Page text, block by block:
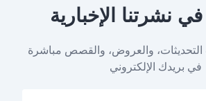
نشرتنا الإخبارية
والعروض، والقصص مباشرة
في بريدك الإلكتروني